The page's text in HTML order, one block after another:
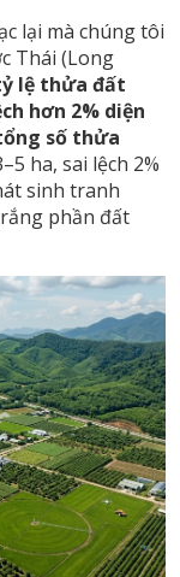
lại mà chúng tôi
Thái (Long
lệ thửa đất
hơn 2% diện
số thửa
ha, sai lệch 2%
sinh tranh
phần đất